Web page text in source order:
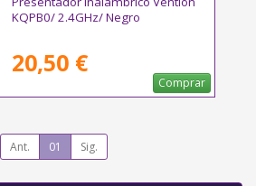
KQPB0/ 2.4GHz/ Negro
20,50 €
Comprar
Ant. 01 Sig.